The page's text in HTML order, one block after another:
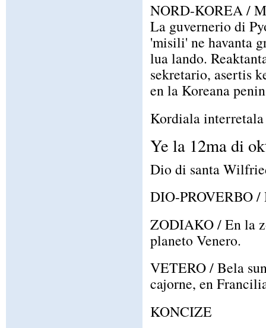
NORD-KOREA /
La guvernerio di
'misili' ne havanta
lua lando.
sekretario, asertis
en la Koreana
Kordiala
Ye la 12ma di
Dio di santa
DIO-PROVERBO
ZODIAKO / En la
planeto Venero.
VETERO / Bela
cajorne, en
KONCIZE